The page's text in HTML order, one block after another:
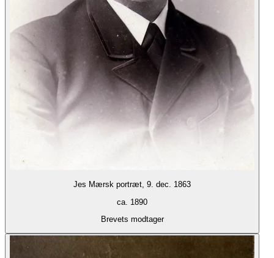
Jes Mærsk portræt, 9. dec. 1863
ca. 1890
Brevets modtager